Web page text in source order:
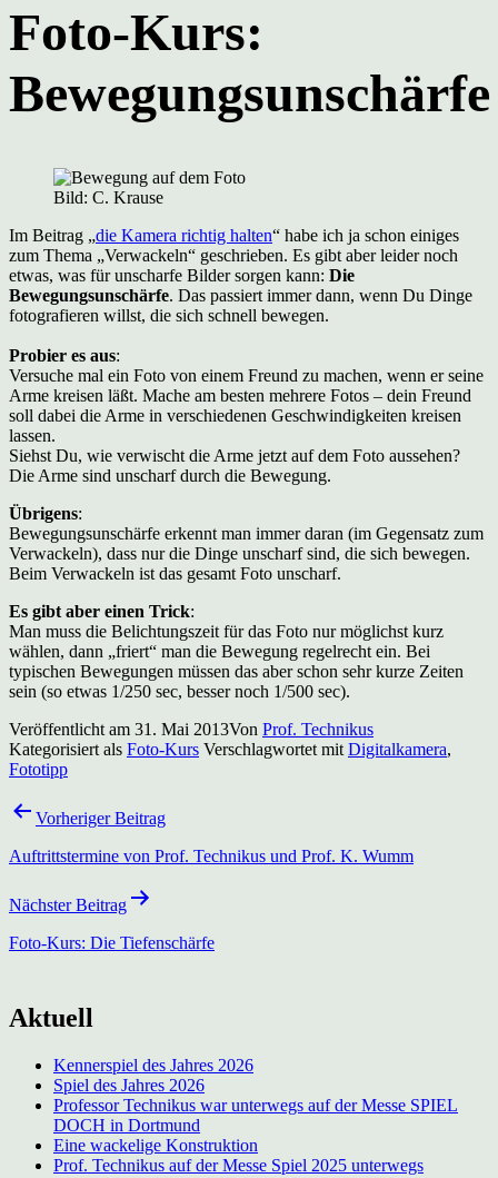
Foto-Kurs:
Bewegungsunschärfe
Bild: C. Krause
Im Beitrag „die Kamera richtig halten“ habe ich ja schon einiges
zum Thema „Verwackeln“ geschrieben. Es gibt aber leider noch
etwas, was für unscharfe Bilder sorgen kann: Die
Bewegungsunschärfe. Das passiert immer dann, wenn Du Dinge
fotografieren willst, die sich schnell bewegen.
Probier es aus:
Versuche mal ein Foto von einem Freund zu machen, wenn er seine
Arme kreisen läßt. Mache am besten mehrere Fotos – dein Freund
soll dabei die Arme in verschiedenen Geschwindigkeiten kreisen
lassen.
Siehst Du, wie verwischt die Arme jetzt auf dem Foto aussehen?
Die Arme sind unscharf durch die Bewegung.
Übrigens:
Bewegungsunschärfe erkennt man immer daran (im Gegensatz zum
Verwackeln), dass nur die Dinge unscharf sind, die sich bewegen.
Beim Verwackeln ist das gesamt Foto unscharf.
Es gibt aber einen Trick:
Man muss die Belichtungszeit für das Foto nur möglichst kurz
wählen, dann „friert“ man die Bewegung regelrecht ein. Bei
typischen Bewegungen müssen das aber schon sehr kurze Zeiten
sein (so etwas 1/250 sec, besser noch 1/500 sec).
Veröffentlicht am 31. Mai 2013Von Prof. Technikus
Kategorisiert als Foto-Kurs Verschlagwortet mit Digitalkamera,
Fototipp
Beitragsnavigation
Vorheriger Beitrag
Auftrittstermine von Prof. Technikus und Prof. K. Wumm
Nächster Beitrag
Foto-Kurs: Die Tiefenschärfe
Aktuell
Kennerspiel des Jahres 2026
Spiel des Jahres 2026
Professor Technikus war unterwegs auf der Messe SPIEL
DOCH in Dortmund
Eine wackelige Konstruktion
Prof. Technikus auf der Messe Spiel 2025 unterwegs